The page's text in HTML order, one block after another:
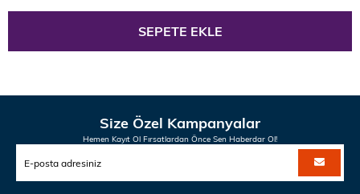
Size Özel Kampanyalar
Hemen Kayıt Ol Fırsatlardan Önce Sen Haberdar Ol!